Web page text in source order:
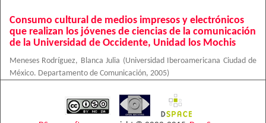
Consumo cultural de medios impresos y electrónicos
que realizan los jóvenes de ciencias de la comunicación
de la Universidad de Occidente, Unidad los Mochis
Meneses Rodríguez, Blanca Julia (Universidad Iberoamericana Ciudad de
México. Departamento de Comunicación, 2005)